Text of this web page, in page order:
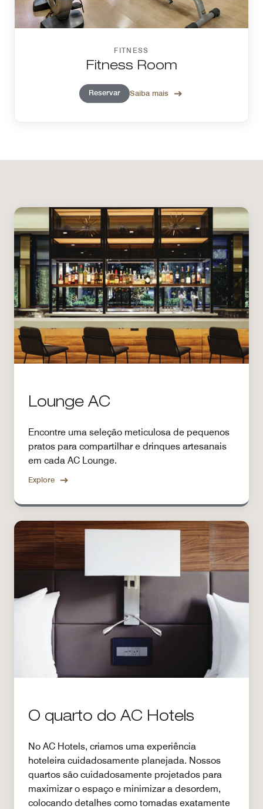
FITNESS
Fitness Room
Reservar Saiba mais
Lounge AC
Encontre uma seleção meticulosa de pequenos
pratos para compartilhar e drinques artesanais
em cada AC Lounge.
Explore
O quarto do AC Hotels
No AC Hotels, criamos uma experiência
hoteleira cuidadosamente planejada. Nossos
quartos são cuidadosamente projetados para
maximizar o espaço e minimizar a desordem,
colocando detalhes como tomadas exatamente